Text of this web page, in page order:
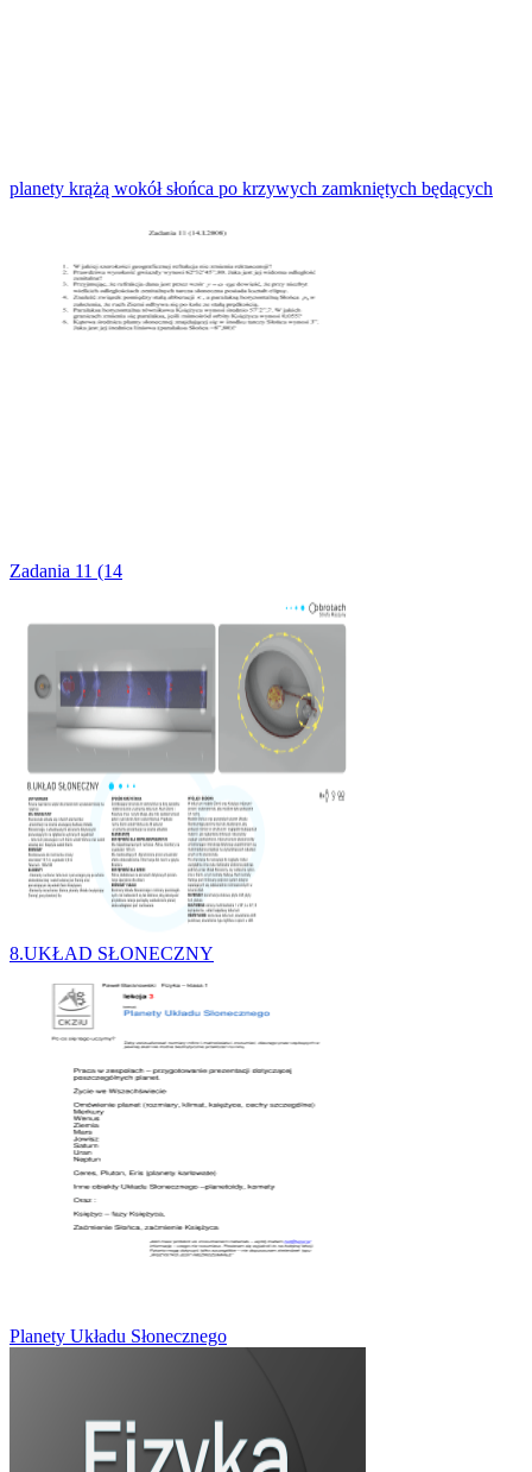
planety krążą wokół słońca po krzywych zamkniętych będących
Zadania 11 (14
8.UKŁAD SŁONECZNY
Planety Układu Słonecznego